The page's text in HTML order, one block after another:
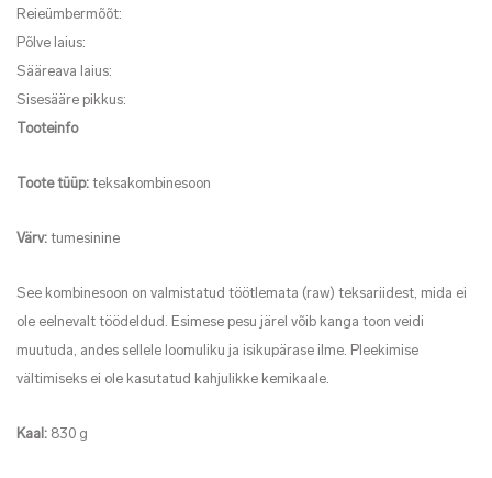
Reieümbermõõt:
Põlve laius:
Sääreava laius:
Sisesääre pikkus:
Tooteinfo
Toote tüüp: teksakombinesoon
Värv: tumesinine
See kombinesoon on valmistatud töötlemata (raw) teksariidest, mida ei
ole eelnevalt töödeldud. Esimese pesu järel võib kanga toon veidi
muutuda, andes sellele loomuliku ja isikupärase ilme. Pleekimise
vältimiseks ei ole kasutatud kahjulikke kemikaale.
Kaal: 830 g